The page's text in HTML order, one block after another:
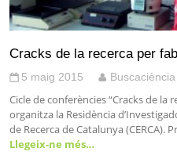
Cracks de la recerca per
5 maig 2015 Buscaciència
Cicle de conferències “Cracks de la
organitza la Residència
de Recerca de Catalunya (CERCA).
Llegeix-ne més…